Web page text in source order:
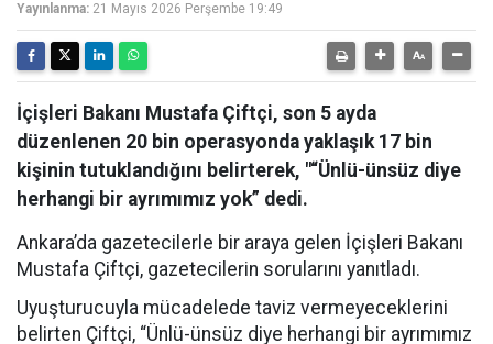
Yayınlanma: 21 Mayıs 2026 Perşembe 19:49
İçişleri Bakanı Mustafa Çiftçi, son 5 ayda
düzenlenen 20 bin operasyonda yaklaşık 17 bin
kişinin tutuklandığını belirterek, "“Ünlü-ünsüz diye
herhangi bir ayrımımız yok” dedi.
Ankara’da gazetecilerle bir araya gelen İçişleri Bakanı
Mustafa Çiftçi, gazetecilerin sorularını yanıtladı.
Uyuşturucuyla mücadelede taviz vermeyeceklerini
belirten Çiftçi, “Ünlü-ünsüz diye herhangi bir ayrımımız